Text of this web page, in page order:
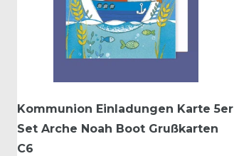
Kommunion Einladungen Karte 5er
Set Arche Noah Boot Grußkarten
C6